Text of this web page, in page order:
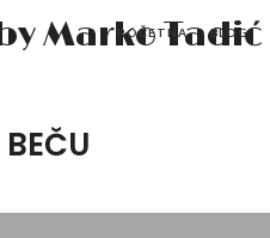
POČETNA BLOG